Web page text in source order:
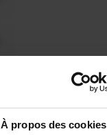
À propos des cookies